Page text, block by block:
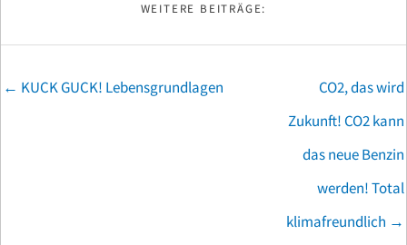
WEITERE BEITRÄGE:
Posts
← KUCK GUCK! Lebensgrundlagen
CO2, das wird
Zukunft! CO2 kann
das neue Benzin
werden! Total
klimafreundlich →